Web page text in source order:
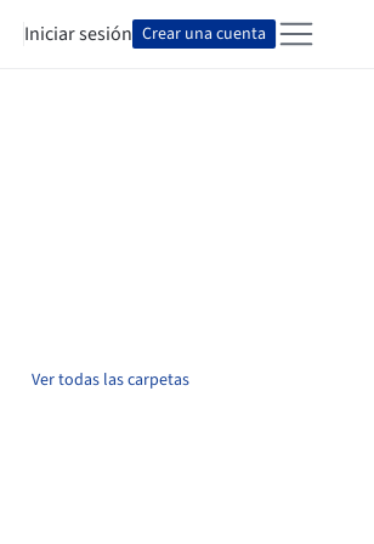
Iniciar sesión Crear una cuenta
Ver todas las carpetas